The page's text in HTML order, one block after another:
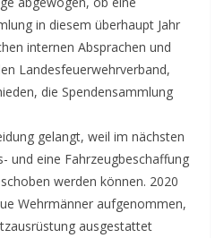
in diesem überhaupt Jahr
internen Absprachen und
Landesfeuerwehrverband,
die Spendensammlung
gelangt, weil im nächsten
und eine Fahrzeugbeschaffung
werden können. 2020
Wehrmänner aufgenommen,
ausgestattet